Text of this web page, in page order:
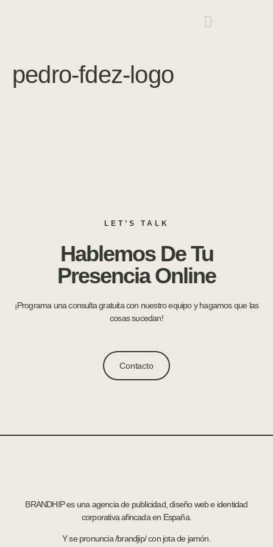
pedro-fdez-logo
LET’S TALK
Hablemos De Tu
Presencia Online
¡Programa una consulta gratuita con nuestro equipo y hagamos que las
cosas sucedan!
Contacto
BRANDHIP es una agencia de publicidad, diseño web e identidad
corporativa afincada en España.
Y se pronuncia /brandjip/ con jota de jamón.